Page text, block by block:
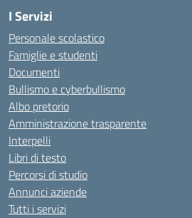
I Servizi
Personale scolastico
Famiglie e studenti
Documenti
Bullismo e cyberbullismo
Albo pretorio
Amministrazione trasparente
Interpelli
Libri di testo
Percorsi di studio
Annunci aziende
Tutti i servizi